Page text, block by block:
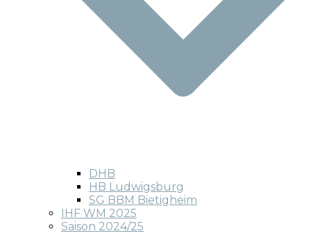
DHB
HB Ludwigsburg
SG BBM Bietigheim
IHF WM 2025
Saison 2024/25